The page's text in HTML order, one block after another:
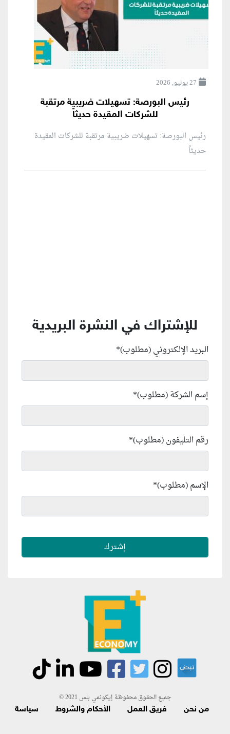
27 يوليو, 2026
رئيس البورصة: تسهيلات ضريبية مرتقبة
للشركات المقيدة حديثاً
رئيس البورصة: تسهيلات ضريبية مرتقبة للشركات المقيدة
حديثاً
للإشتراك في النشرة البريدية
البريد الإلكتروني (مطلوب)*
إسم الشركة (مطلوب)*
رقم التليفون (مطلوب)*
الإسم (مطلوب)*
جميع الحقوق محفوظة إيكونمي بلس 2021 ©
من نحن فريق العمل الأحكام والشروط
سياسة